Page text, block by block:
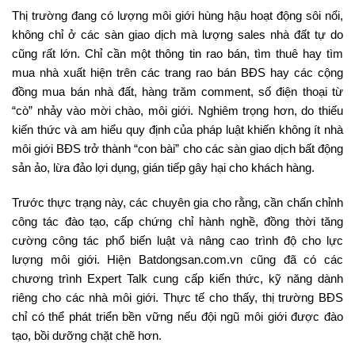
Thị trường đang có lượng môi giới hùng hậu hoạt động sôi nổi,
không chỉ ở các sàn giao dịch mà lượng sales nhà đất tự do
cũng rất lớn. Chỉ cần một thông tin rao bán, tìm thuê hay tìm
mua nhà xuất hiện trên các trang rao bán BĐS hay các cộng
đồng mua bán nhà đất, hàng trăm comment, số điện thoại từ
“cò” nhảy vào mời chào, môi giới. Nghiêm trọng hơn, do thiếu
kiến thức và am hiểu quy định của pháp luật khiến không ít nhà
môi giới BĐS trở thành “con bài” cho các sàn giao dịch bất động
sản ảo, lừa đảo lợi dụng, gián tiếp gây hại cho khách hàng.
Trước thực trạng này, các chuyên gia cho rằng, cần chấn chỉnh
công tác đào tạo, cấp chứng chỉ hành nghề, đồng thời tăng
cường công tác phổ biến luật và nâng cao trình độ cho lực
lượng môi giới. Hiện Batdongsan.com.vn cũng đã có các
chương trình Expert Talk cung cấp kiến thức, kỹ năng dành
riêng cho các nhà môi giới. Thực tế cho thấy, thị trường BĐS
chỉ có thể phát triển bền vững nếu đội ngũ môi giới được đào
tạo, bồi dưỡng chặt chẽ hơn.